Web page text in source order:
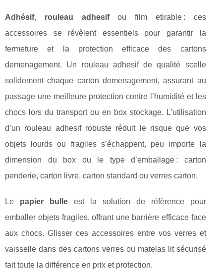
Adhésif, rouleau adhesifou film etirable : ces
accessoires se révèlent essentiels pour garantir la
fermeture et la protection efficace des cartons
demenagement. Un rouleau adhesif de qualité scelle
solidement chaque carton demenagement, assurant au
passage une meilleure protection contre l’humidité et les
chocs lors du transport ou en box stockage. L’utilisation
d’un rouleau adhesif robuste réduit le risque que vos
objets lourds ou fragiles s’échappent, peu importe la
dimension du box ou le type d’emballage : carton
penderie, carton livre, carton standard ou verres carton.
Le papier bulleest la solution de référence pour
emballer objets fragiles, offrant une barrière efficace face
aux chocs. Glisser ces accessoires entre vos verres et
vaisselle dans des cartons verres ou matelas lit sécurisé
fait toute la différence en prix et protection.